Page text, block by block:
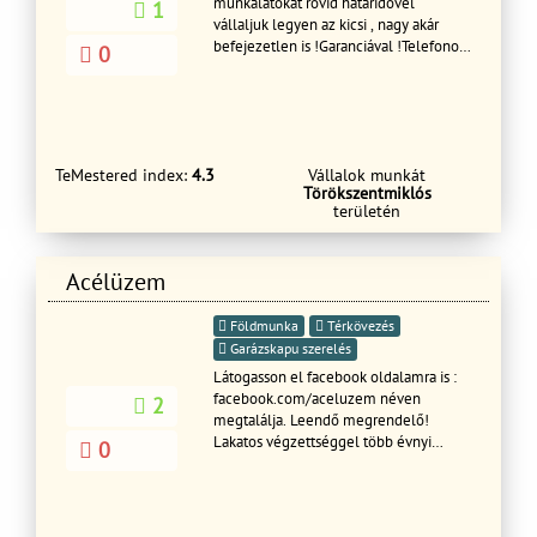
1
0
vállaljuk legyen az kicsi , nagy akár
befejezetlen is !Garanciával !Telefonon
TeMestered index: 4.3
Vállalok munkát
Törökszentmiklós
területén
Acélüzem
2
0
Földmunka
Térkövezés
Garázskapu szerelés
Látogasson el facebook oldalamra is :
facebook.com/aceluzem néven
megtalálja. Leendő megrendelő!
Lakatos végzettséggel több évnyi